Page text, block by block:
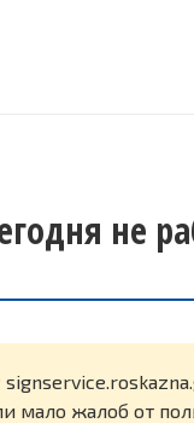
не
мало жалоб от